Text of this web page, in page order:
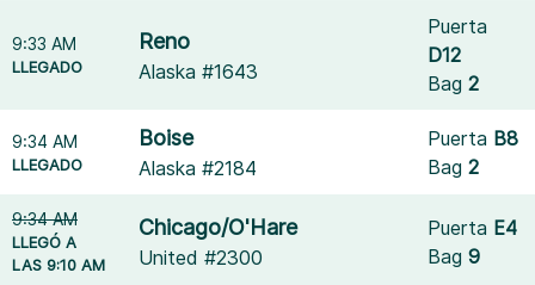
9:33 AM
LLEGADO
Reno
Alaska #1643
Puerta
D12
Bag2
9:34 AM
LLEGADO
Boise
Alaska #2184
Puerta B8
Bag2
9:34 AM
LLEGÓ A
LAS 9:10 AM
Chicago/O'Hare
United #2300
Puerta E4
Bag9